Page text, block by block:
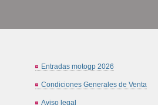
Entradas motogp 2026
Condiciones Generales de Venta
Aviso legal